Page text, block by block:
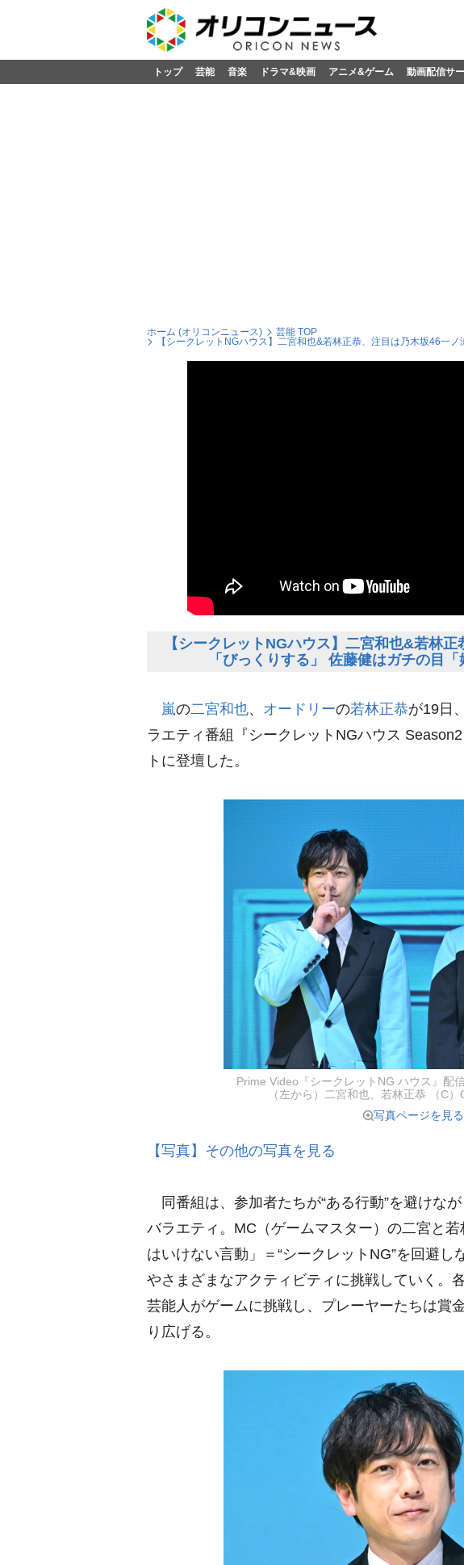
トップ 芸能 音楽 ドラマ&映画 アニメ&ゲーム 動画配信サ
ホーム (オリコンニュース)
芸能 TOP
【シークレットNGハウス】二宮和也&若林正恭、注目は乃木坂46一
【シークレットNGハウス】二宮和也&若林
「びっくりする」 佐藤健はガチの目「
嵐の二宮和也、 オードリーの若林正恭が19日
ラエティ番組『シークレットNGハウス
トに登壇した。
Prime Video『シークレットNG ハウス』配
（左から）二宮和也、若林正恭 （C
写真ページを見る
【写真】その他の写真を見る
同番組は、参加者たちが“ある行動”を避けな
バラエティ。MC（ゲームマスター）の二宮と
はいけない言動」＝“シークレットNG”を回避し
さまざまなアクティビティに挑戦していく。
芸能人がゲームに挑戦し、プレーヤーたちは賞
り広げる。